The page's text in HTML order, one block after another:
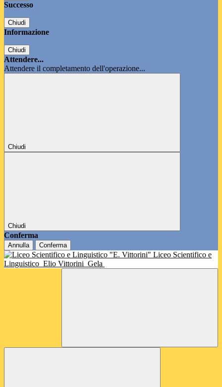
Successo
Chiudi
Informazione
Chiudi
Attendere...
Attendere il completamento dell'operazione...
Chiudi
Chiudi
Conferma
Annulla Conferma
Liceo Scientifico e
Linguistico Elio Vittorini Gela